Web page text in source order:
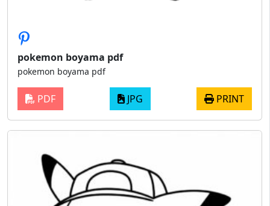
pokemon boyama pdf
pokemon boyama pdf
PDF JPG PRINT